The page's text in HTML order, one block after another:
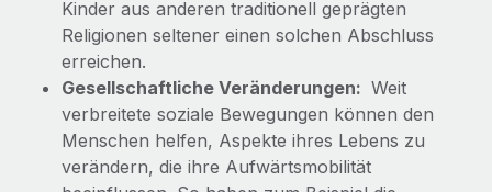
Kinder aus anderen traditionell geprägten
Religionen seltener einen solchen Abschluss
erreichen.
Gesellschaftliche Veränderungen: Weit
verbreitete soziale Bewegungen können den
Menschen helfen, Aspekte ihres Lebens zu
verändern, die ihre Aufwärtsmobilität